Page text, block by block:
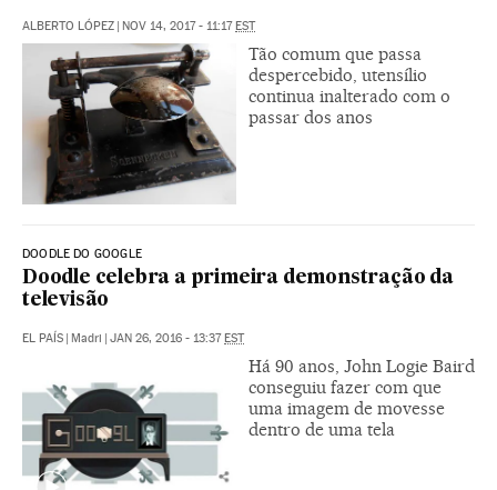
ALBERTO LÓPEZ NOV 14, 2017 - 11:17 EST
Tão comum que passa
despercebido, utensílio
continua inalterado com o
passar dos anos
DOODLE DO GOOGLE
Doodle celebra a primeira demonstração da
televisão
EL PAÍS | Madri | JAN 26, 2016 - 13:37EST
Há 90 anos, John Logie Baird
conseguiu fazer com que
uma imagem de movesse
dentro de uma tela